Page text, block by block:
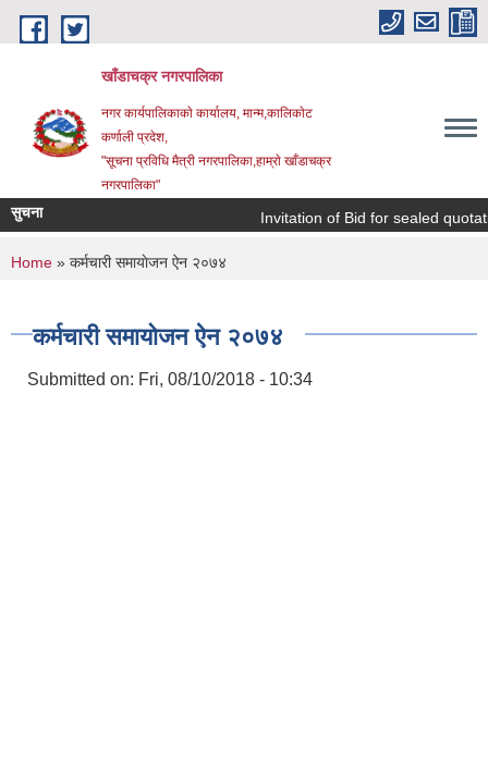
Skip to main content
खाँडाचक्र नगरपालिका
नगर कार्यपालिकाकाे कार्यालय, मान्म,कालिकाेट
क‍र्णाली प्रदेश,
"सूचना प्रविधि मैत्री नगरपालिका,हाम्राे खाँडाचक्र
नगरपालिका"
सुचना Invitation of Bid for sealed
You are here
Home » कर्मचारी समायाेजन ऐन २०७४
कर्मचारी समायाेजन ऐन २०७४
Submitted on: Fri, 08/10/2018 - 10:34